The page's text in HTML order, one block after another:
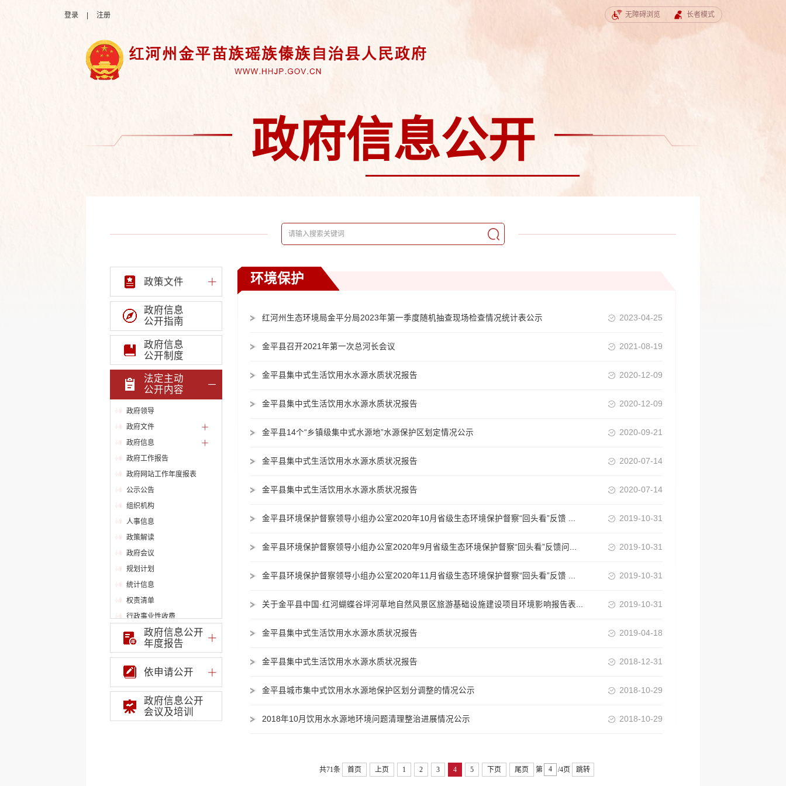
登录 注册 无障碍浏览 长者模式
政府信息公开
政策文件
政府信息
公开指南
政府信息
公开制度
法定主动
公开内容
政府领导
政府文件
政府信息
政府工作报告
政府网站工作年度报表
公示公告
组织机构
人事信息
政策解读
政府会议
规划计划
统计信息
权责清单
行政事业性收费
重点领域信息公开
财政信息公开
住房保障信息
市场监督管理
安全生产
环境保护
政府信息公开
年度报告
依申请公开
政府信息公开
会议及培训
环境保护
红河州生态环境局金平分局2023年第一季度随机抽查现场检查情况统计表公示 2023-04-25
金平县召开2021年第一次总河长会议 2021-08-19
金平县集中式生活饮用水水源水质状况报告 2020-12-09
金平县集中式生活饮用水水源水质状况报告 2020-12-09
金平县14个“乡镇级集中式水源地”水源保护区划定情况公示 2020-09-21
金平县集中式生活饮用水水源水质状况报告 2020-07-14
金平县集中式生活饮用水水源水质状况报告 2020-07-14
金平县环境保护督察领导小组办公室2020年10月省级生态环境保护督察“回头看”反馈 ... 2019-10-31
金平县环境保护督察领导小组办公室2020年9月省级生态环境保护督察“回头看”反馈问... 2019-10-31
金平县环境保护督察领导小组办公室2020年11月省级生态环境保护督察“回头看”反馈 ... 2019-10-31
关于金平县中国·红河蝴蝶谷坪河草地自然风景区旅游基础设施建设项目环境影响报告表... 2019-10-31
金平县集中式生活饮用水水源水质状况报告 2019-04-18
金平县集中式生活饮用水水源水质状况报告 2018-12-31
金平县城市集中式饮用水水源地保护区划分调整的情况公示 2018-10-29
2018年10月饮用水水源地环境问题清理整治进展情况公示 2018-10-29
共71条 首页 上页 1 2 3 4 5 下页 尾页 第 /4页 跳转